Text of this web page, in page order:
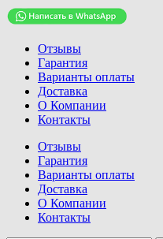
Отзывы
Гарантия
Варианты оплаты
Доставка
О Компании
Контакты
Отзывы
Гарантия
Варианты оплаты
Доставка
О Компании
Контакты